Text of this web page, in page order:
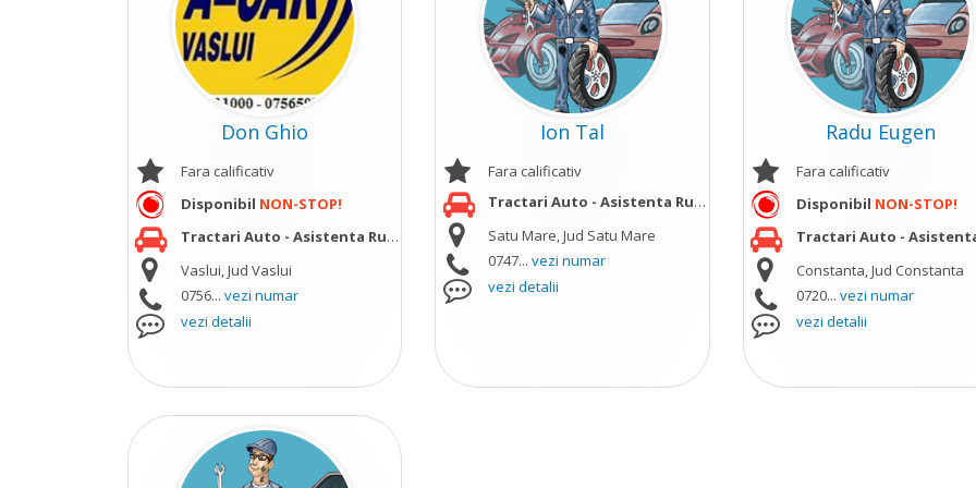
Don Ghio
Fara calificativ
Disponibil NON-STOP!
Tractari Auto - Asistenta Rutiera
vezi mai mult
Vaslui, Jud Vaslui
0756... vezi numar
vezi detalii
Ion Tal
Fara calificativ
Tractari Auto - Asistenta Rutiera
vezi mai mult
Satu Mare, Jud Satu Mare
0747...vezi numar
vezi detalii
Radu Eugen
Fara calificativ
Disponibil NON-STOP!
Tractari Auto - Asistenta
Constanta, Jud Constanta
0720... vezi numar
vezi detalii